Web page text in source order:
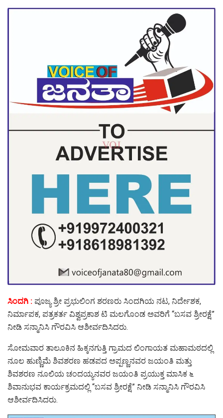
ಸಿಂದಗಿ : ಪೂಜ್ಯ ಶ್ರೀ ಪ್ರಭುಲಿಂಗ ಶರಣರು ಸಿಂದಗಿಯ ನಟ, ನಿರ್ದೇಶಕ,
ನಿರ್ಮಾಪಕ, ಪತ್ರಕರ್ತ ವಿಶ್ವಪ್ರಕಾಶ ಟಿ ಮಲಗೊಂಡ ಅವರಿಗೆ “ಬಸವ ಶ್ರೀರಕ್ಷೆ”
ನೀಡಿ ಸನ್ಮಾನಿಸಿ ಗೌರವಿಸಿ ಆಶೀರ್ವದಿಸಿದರು.
ಸೋಮವಾರ ತಾಲೂಕಿನ ಹಿಕ್ಕನಗುತ್ತಿ ಗ್ರಾಮದ ಲಿಂಗಾಯತ ಮಹಾಮಠದಲ್ಲಿ
ನೂಲ ಹುಣ್ಣಿಮೆ ಶಿವಶರಣ ಹಡಪದ ಅಪ್ಪಣ್ಣನವರ ಜಯಂತಿ ಮತ್ತು
ಶಿವಶರಣ ನೂಲಿಯ ಚಂದಯ್ಯನವರ ಜಯಂತಿ ಪ್ರಯುಕ್ತ ಮಾಸಿಕ ೬
ಶಿವಾನುಭವ ಕಾರ್ಯಕ್ರಮದಲ್ಲಿ “ಬಸವ ಶ್ರೀರಕ್ಷೆ” ನೀಡಿ ಸನ್ಮಾನಿಸಿ ಗೌರವಿಸಿ
ಆಶೀರ್ವದಿಸಿದರು.